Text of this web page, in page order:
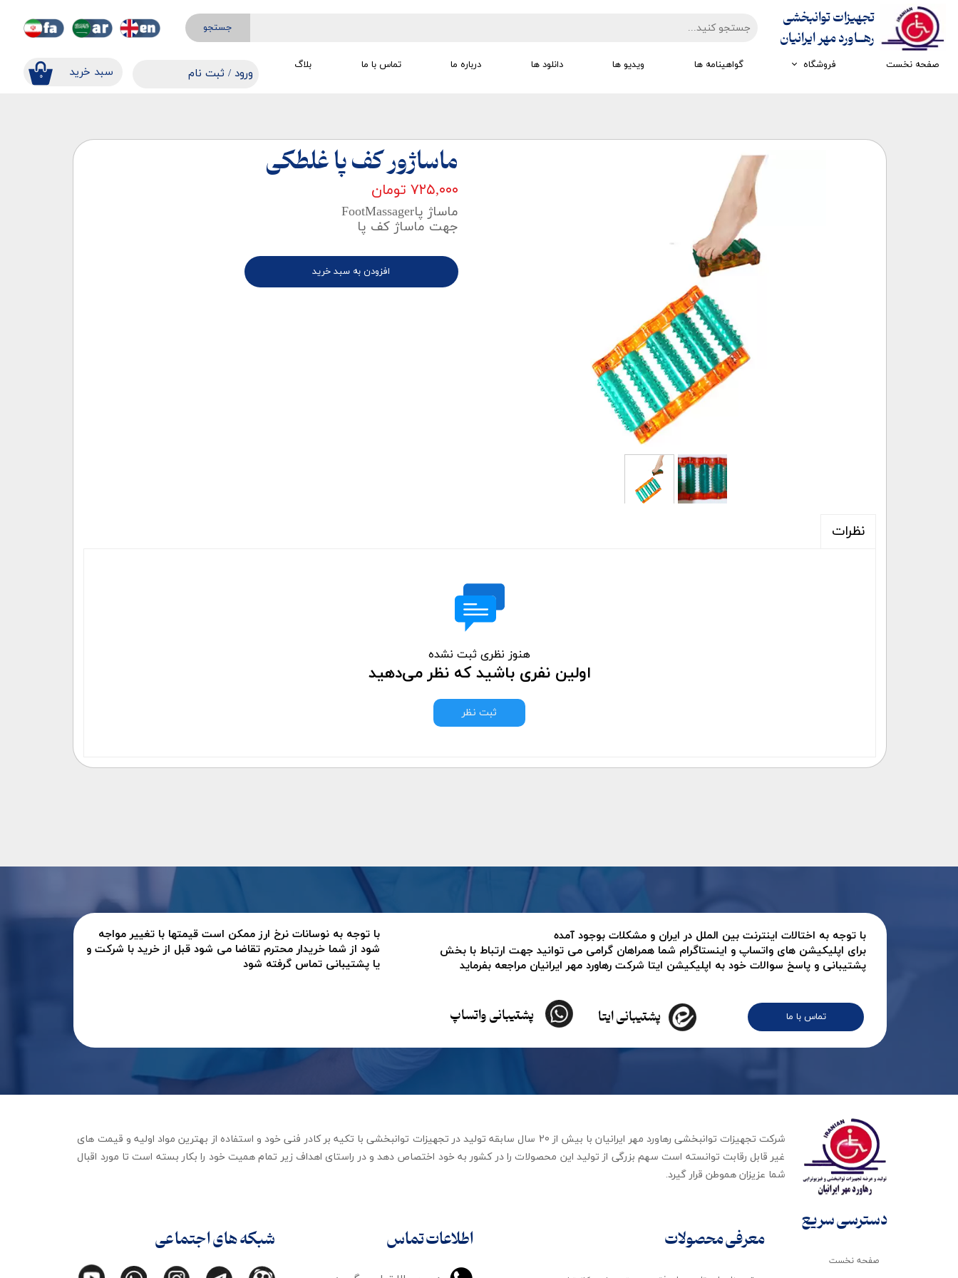
جستجو
۰ ​​سبد خرید ورود / ثبت نام
تجهیزات توانبخشی
​​​​​​​رهــاورد مهر ایرانیان
صفحه نخست فروشگاه
تجهیزات کار درمانی
تجهیزات مکانوتراپی تجهیزات الکترو تراپی
گواهینامه ها ویدیو ها دانلود ها درباره ما تماس با ما بلاگ
ماساژور کف پا غلطکی
۷۲۵,۰۰۰ تومان
ماساژ پاFootMassager
جهت ماساژ کف پا
افزودن به سبد خرید
نظرات
هنوز نظری ثبت نشده
اولین نفری باشید که نظر می‌دهید
ثبت نظر
تماس با ما
با توجه به اختالات اینترنت بین الملل در ایران و مشکلات بوجود آمده
برای اپلیکیشن های واتساپ و اینستاگرام شما همراهان گرامی می توانید جهت ارتباط با بخش
پشتیبانی و پاسخ سوالات خود به اپلیکیشن ایتا شرکت رهاورد مهر ایرانیان مراجعه بفرماید
پشتیبانی ایتا پشتیبانی واتساپ
با توجه به نوسانات نرخ ارز ممکن است قیمتها با تغییر مواجه
شود از شما خریدار محترم تقاضا می شود قبل از خرید با شرکت و
یا پشتیبانی تماس گرفته شود
اطلاعات تماس
شرکت تجهیزات توانبخشی رهاورد مهر ایرانیان با بیش از 20 سال سابقه تولید در تجهیزات توانبخشی با تکیه بر کادر فنی خود و استفاده از بهترین مواد اولیه و قیمت های
غیر قابل رقابت توانسته است سهم بزرگی از تولید این محصولات را در کشور به خود اختصاص دهد و در راستای اهداف زیر تمام همیت خود را بکار بسته است تا مورد اقبال
شما عزیزان هموطن قرار گیرد​​​​​​​.
صفحه نخست
دسترسی سریع
معرفی محصولات شبکه های اجتماعی